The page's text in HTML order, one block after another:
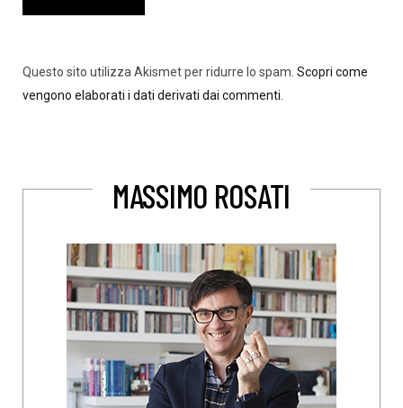
Questo sito utilizza Akismet per ridurre lo spam. Scopri come
vengono elaborati i dati derivati dai commenti
MASSIMO ROSATI